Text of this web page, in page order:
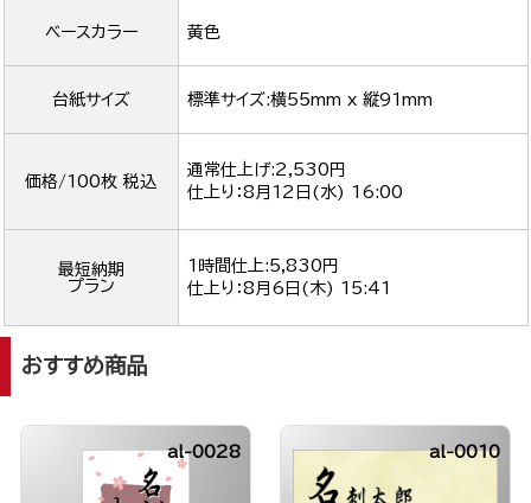
ベースカラー 黄色
台紙サイズ 標準サイズ:横55mm x 縦91mm
価格/100枚 税込
通常仕上げ:2,530円
仕上り：8月12日(水) 16:00
最短納期
プラン
1時間仕上:5,830円
仕上り：8月6日(木) 15:41
おすすめ商品
al-0028 al-0010